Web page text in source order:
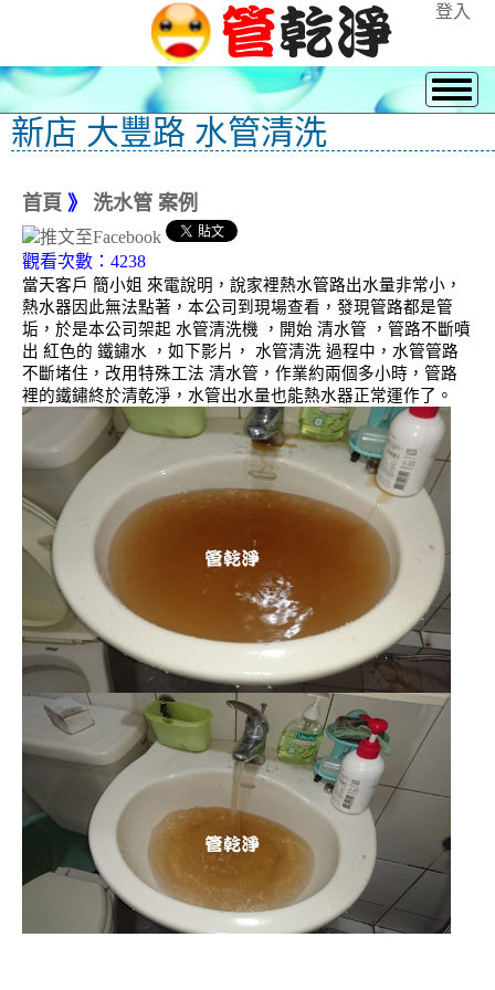
登入
新店 大豐路 水管清洗
首頁 》 洗水管 案例
觀看次數：4238
當天客戶 簡小姐 來電說明，說家裡熱水管路出水量非常小，
熱水器因此無法點著，本公司到現場查看，發現管路都是管
垢，於是本公司架起 水管清洗機 ，開始 清水管 ，管路不斷噴
出 紅色的 鐵鏽水 ，如下影片， 水管清洗 過程中，水管管路
不斷堵住，改用特殊工法 清水管，作業約兩個多小時，管路
裡的鐵鏽終於清乾淨，水管出水量也能熱水器正常運作了。